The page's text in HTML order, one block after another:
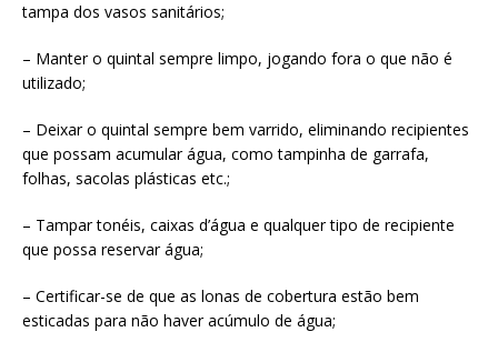
tampa dos vasos sanitários;
– Manter o quintal sempre limpo, jogando fora o que não é
utilizado;
– Deixar o quintal sempre bem varrido, eliminando recipientes
que possam acumular água, como tampinha de garrafa,
folhas, sacolas plásticas etc.;
– Tampar tonéis, caixas d’água e qualquer tipo de recipiente
que possa reservar água;
– Certificar-se de que as lonas de cobertura estão bem
esticadas para não haver acúmulo de água;